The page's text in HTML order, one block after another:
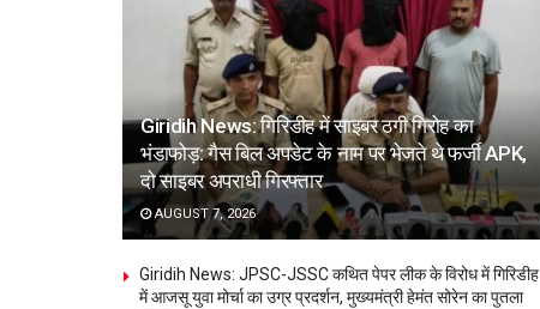
Giridih News: गिरिडीह में साइबर ठगी गिरोह का
भंडाफोड़: गैस बिल अपडेट के नाम पर भेजते थे फर्जी APK,
दो साइबर अपराधी गिरफ्तार
AUGUST 7, 2026
Giridih News: JPSC-JSSC कथित पेपर लीक के विरोध में गिरिडीह
में आजसू युवा मोर्चा का उग्र प्रदर्शन, मुख्यमंत्री हेमंत सोरेन का पुतला